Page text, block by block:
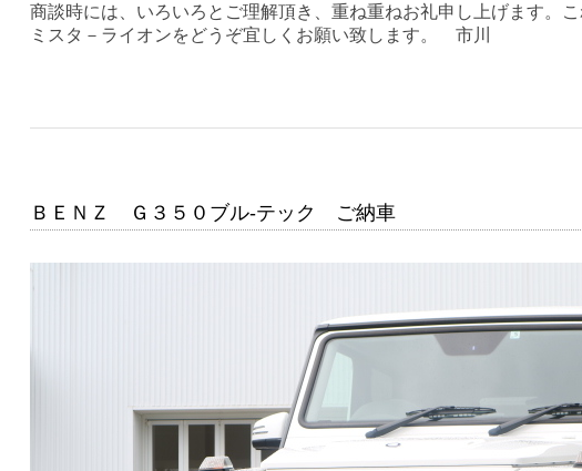
商談時には、いろいろとご理解頂き、重ね重ねお礼申し上げます。
ミスタ－ライオンをどうぞ宜しくお願い致します。 市川
ＢＥＮＺ Ｇ３５０ブル-テック ご納車